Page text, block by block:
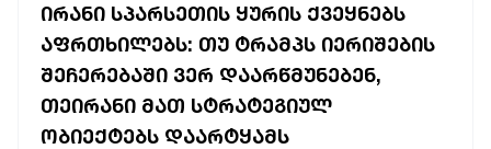
ᲘᲠᲐᲜᲘ ᲡᲞᲐᲠᲡᲔᲗᲘᲡ ᲧᲣᲠᲘᲡ ᲥᲕᲔᲧᲜᲔᲑᲡ
ᲐᲤᲠᲗᲮᲘᲚᲔᲑᲡ: ᲗᲣ ᲢᲠᲐᲛᲞᲡ ᲘᲔᲠᲘᲨᲔᲑᲘᲡ
ᲨᲔᲩᲔᲠᲔᲑᲐᲨᲘ ᲕᲔᲠ ᲓᲐᲐᲠᲬᲛᲣᲜᲔᲑᲔᲜ,
ᲗᲔᲘᲠᲐᲜᲘ ᲛᲐᲗ ᲡᲢᲠᲐᲢᲔᲒᲘᲣᲚ
ᲝᲑᲘᲔᲥᲢᲔᲑᲡ ᲓᲐᲐᲠᲢᲧᲐᲛᲡ